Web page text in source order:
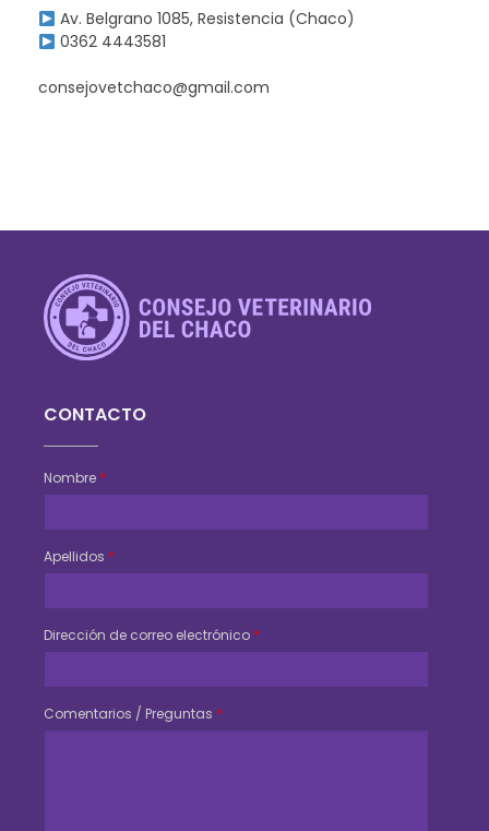
a Av. Belgrano 1085, Resistencia (Chaco)
0362 4443581
consejovetchaco@gmail.com
CONTACTO
Nombre *
Apellidos *
Dirección de correo electrónico *
Comentarios / Preguntas *